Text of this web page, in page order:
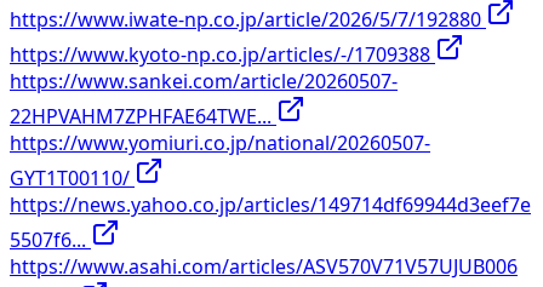
https://www.iwate-np.co.jp/article/2026/5/7/192880
https://www.kyoto-np.co.jp/articles/-/1709388
https://www.sankei.com/article/20260507-
22HPVAHM7ZPHFAE64TWE...
https://www.yomiuri.co.jp/national/20260507-
GYT1T00110/
https://news.yahoo.co.jp/articles/149714df69944d3eef7e
5507f6...
https://www.asahi.com/articles/ASV570V71V57UJUB006